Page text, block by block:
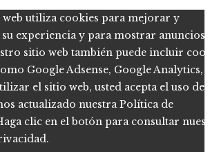
utiliza cookies para mejorar y
experiencia y para mostrar anuncios
sitio web también puede incluir
Google Adsense, Google Analytics,
el sitio web, usted acepta el uso de
actualizado nuestra Política de
clic en el botón para consultar